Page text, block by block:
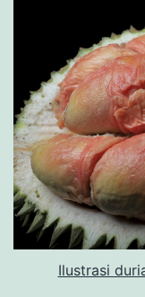
Ilustrasi